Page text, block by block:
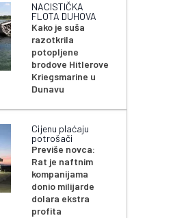
NACISTIČKA
FLOTA DUHOVA
Kako je suša
razotkrila
potopljene
brodove Hitlerove
Kriegsmarine u
Dunavu
Cijenu plaćaju
potrošači
Previše novca:
Rat je naftnim
kompanijama
donio milijarde
dolara ekstra
profita